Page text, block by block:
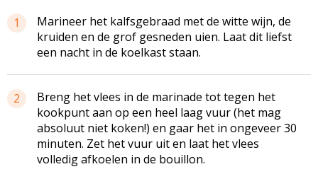
1 Marineer het kalfsgebraad met de witte wijn, de
kruiden en de grof gesneden uien. Laat dit liefst
een nacht in de koelkast staan.
2
Breng het vlees in de marinade tot tegen het
kookpunt aan op een heel laag vuur (het mag
absoluut niet koken!) en gaar het in ongeveer 30
minuten. Zet het vuur uit en laat het vlees
volledig afkoelen in de bouillon.